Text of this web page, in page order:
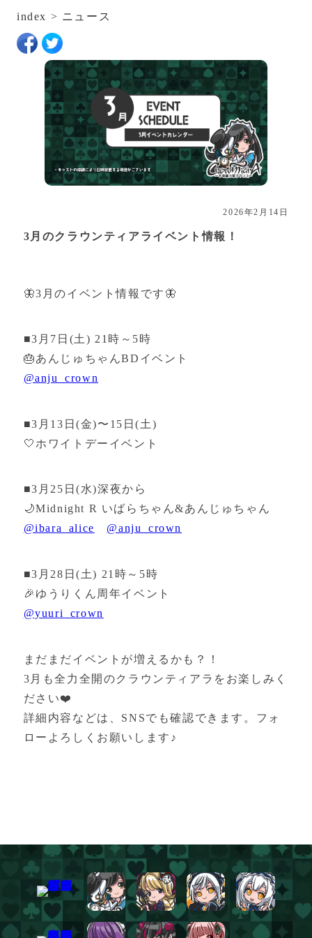
index > ニュース
2026年2月14日
3月のクラウンティアライベント情報！
🦋3月のイベント情報です🦋
■3月7日(土) 21時～5時
🎂あんじゅちゃんBDイベント
@anju_crown
■3月13日(金)〜15日(土)
🤍ホワイトデーイベント
■3月25日(水)深夜から
🌙Midnight R いばらちゃん&あんじゅちゃん
@ibara_alice
@anju_crown
■3月28日(土) 21時～5時
🎉ゆうりくん周年イベント
@yuuri_crown
まだまだイベントが増えるかも？！
3月も全力全開のクラウンティアラをお楽しみく
ださい❤️
詳細内容などは、SNSでも確認できます。フォ
ローよろしくお願いします♪